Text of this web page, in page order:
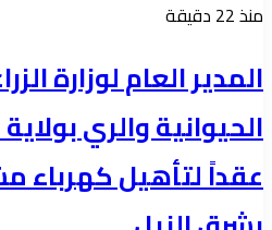
منذ 22 دقيقة
المدير العام لوزارة
الحيوانية والري
عقداً لتأهيل كهرباء